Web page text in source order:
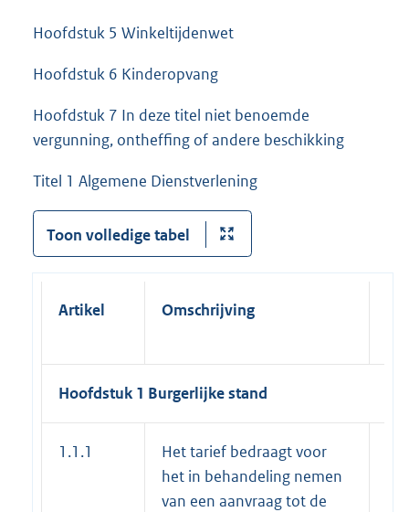
Hoofdstuk 5 Winkeltijdenwet
Hoofdstuk 6 Kinderopvang
Hoofdstuk 7 In deze titel niet benoemde
vergunning, ontheffing of andere beschikking
Titel 1 Algemene Dienstverlening
Toon volledige tabel
Artikel Omschrijving
Hoofdstuk 1 Burgerlijke stand
1.1.1
Het tarief bedraagt voor
het in behandeling nemen
van een aanvraag tot de